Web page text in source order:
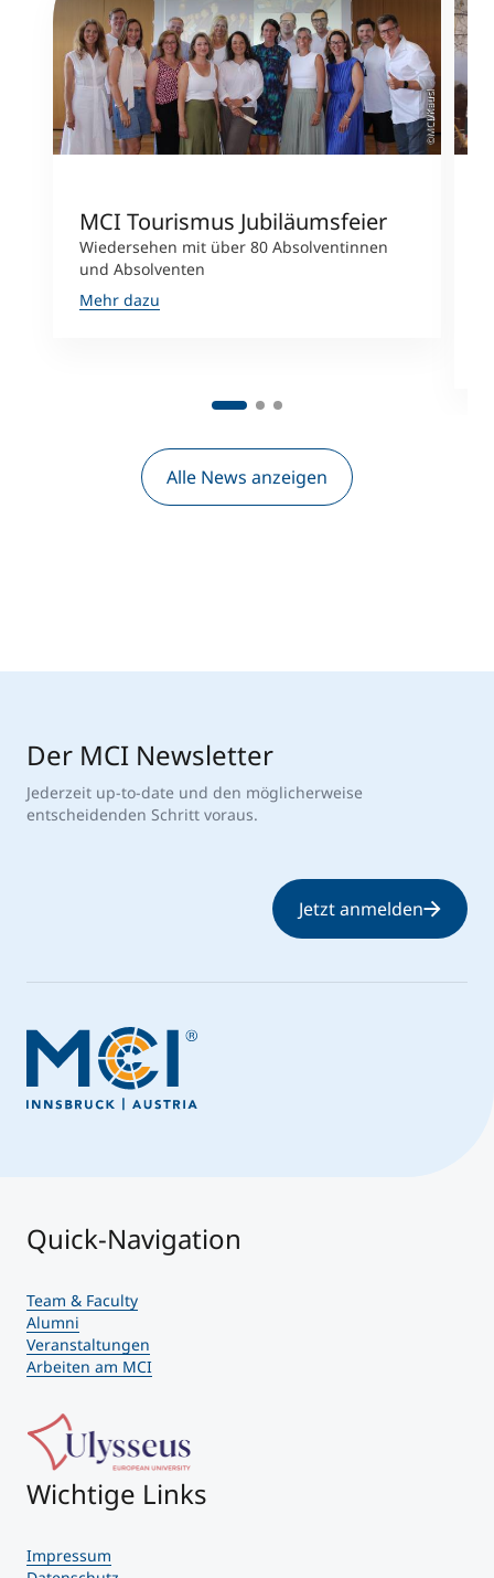
©MCI/Kausl
MCI Tourismus Jubiläumsfeier
Wiedersehen mit über 80 Absolventinnen
und Absolventen
Mehr dazu
Alle News anzeigen
Der MCI Newsletter
Jederzeit up-to-date und den möglicherweise
entscheidenden Schritt voraus.
Jetzt anmelden
Quick-Navigation
Team & Faculty
Alumni
Veranstaltungen
Arbeiten am MCI
Wichtige Links
Impressum